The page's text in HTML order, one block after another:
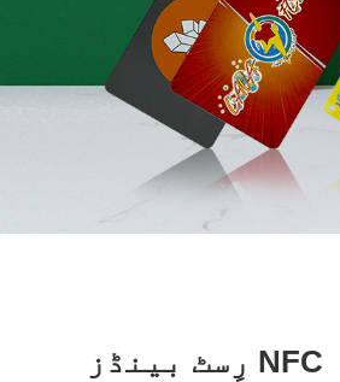
NFC رِسٹ بینڈز